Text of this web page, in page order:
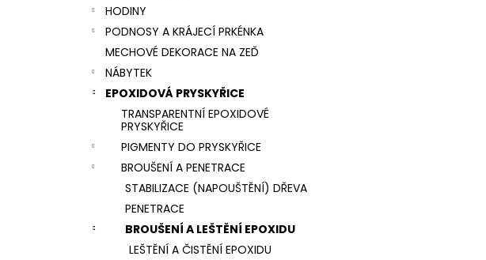
HODINY
PODNOSY A KRÁJECÍ PRKÉNKA
MECHOVÉ DEKORACE NA ZEĎ
NÁBYTEK
EPOXIDOVÁ PRYSKYŘICE
TRANSPARENTNÍ EPOXIDOVÉ
PRYSKYŘICE
PIGMENTY DO PRYSKYŘICE
BROUŠENÍ A PENETRACE
STABILIZACE (NAPOUŠTĚNÍ) DŘEVA
PENETRACE
BROUŠENÍ A LEŠTĚNÍ EPOXIDU
LEŠTĚNÍ A ČISTĚNÍ EPOXIDU